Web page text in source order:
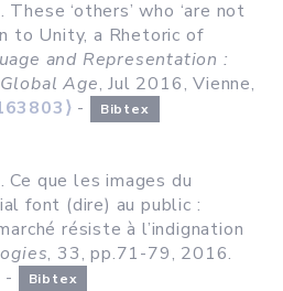
‘others’ who ‘are not
to Unity, a Rhetoric of
and Representation :
Age, Jul 2016, Vienne,
- Bibtex
Ce que les images du
font (dire) au public :
résiste à l’indignation
, 33, pp.71-79, 2016.
- Bibtex